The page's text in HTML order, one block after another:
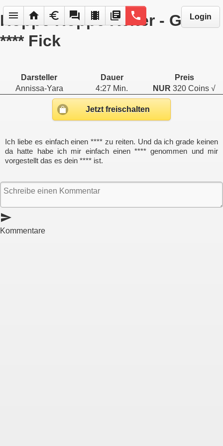
menu home euro forum local_movies library_books phone Login
Hoppe Hoppe Reiter - Geiler
**** Fick
Darsteller Dauer
Preis
Annissa-Yara
4:27 Min. NUR 320 Coins √
Jetzt freischalten
Ich liebe es einfach einen **** zu reiten. Und da ich grade keinen
da hatte habe ich mir einfach einen **** genommen und mir
vorgestellt das es dein **** ist.
send
Kommentare